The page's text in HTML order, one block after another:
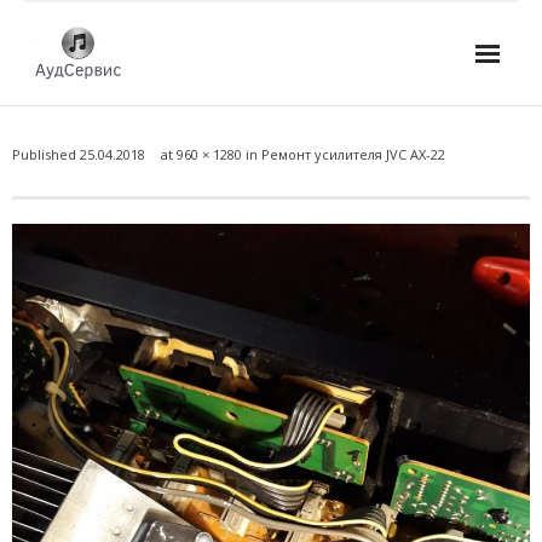
- Ремонт усилителей и AV-ресиверов
- Ремонт микшерных пультов и консолей
- Ремонт активной акустики
- Ремонт домашних кинотеатров
- Ремонт музыкальных центров
- Ремонт аудио для клубов, ресторанов, школ
- Изготовление усилителей
Published 25.04.2018 at 960 × 1280 in Ремонт усилителя JVC AX-22